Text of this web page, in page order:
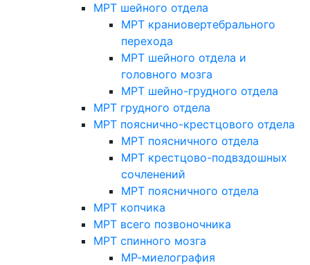
МРТ шейного отдела
МРТ краниовертебрального
перехода
МРТ шейного отдела и
головного мозга
МРТ шейно-грудного отдела
МРТ грудного отдела
МРТ пояснично-крестцового отдела
МРТ поясничного отдела
МРТ крестцово-подвздошных
сочленений
МРТ поясничного отдела
МРТ копчика
МРТ всего позвоночника
МРТ спинного мозга
МР-миелография